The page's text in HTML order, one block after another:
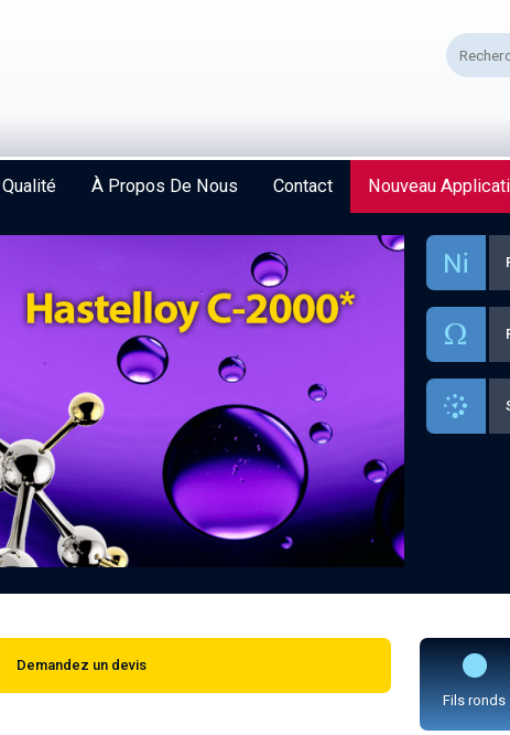
Qualité À Propos De Nous Contact Nouveau
Demandez un devis
Fils ronds